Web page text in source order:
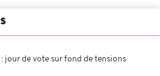
jour de vote sur fond de tensions